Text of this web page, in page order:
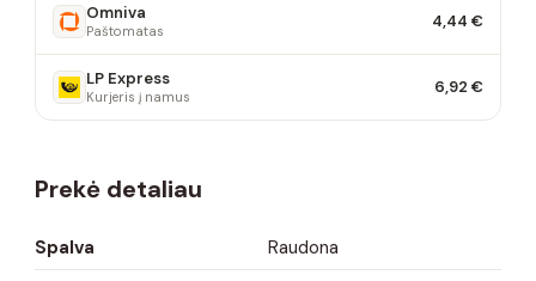
Omniva
Paštomatas 4,44 €
LP Express
Kurjeris į namus 6,92 €
Prekė detaliau
Spalva Raudona